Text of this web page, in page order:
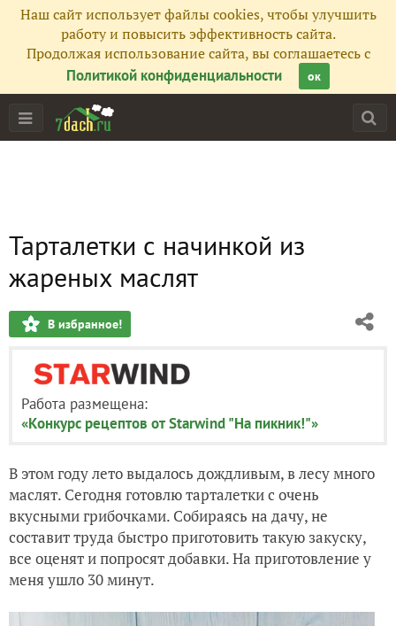
Наш сайт использует файлы cookies, чтобы улучшить
работу и повысить эффективность сайта.
Продолжая использование сайта, вы соглашаетесь с
Политикой конфиденциальности
ок
Тарталетки с начинкой из
жареных маслят
В избранное!
Работа размещена:
«Конкурс рецептов от Starwind "На пикник!"»
В этом году лето выдалось дождливым, в лесу много
маслят. Сегодня готовлю тарталетки с очень
вкусными грибочками. Собираясь на дачу, не
составит труда быстро приготовить такую закуску,
все оценят и попросят добавки. На приготовление у
меня ушло 30 минут.